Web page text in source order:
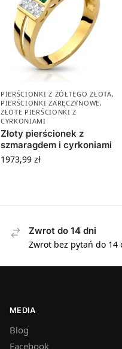
PIERŚCIONKI Z ŻÓŁTEGO ZŁOTA,
PIERŚCIONKI ZARĘCZYNOWE,
ZŁOTE PIERŚCIONKI Z
CYRKONIAMI
Złoty pierścionek z
szmaragdem i cyrkoniami
1973,99 zł
Zwrot do 14 dni
Zwrot bez pytań do 14
MEDIA
Blog
Facebook